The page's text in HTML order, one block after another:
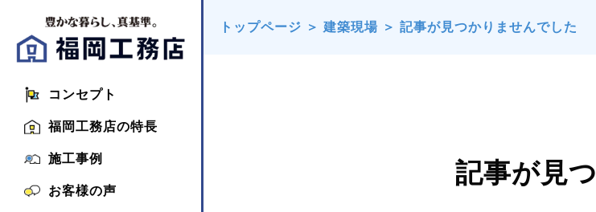
コンセプト
福岡工務店の特長
施工事例
お客様の声
トップページ ＞ 建築現場 ＞ 記事が見つかりませんでした
記事が見